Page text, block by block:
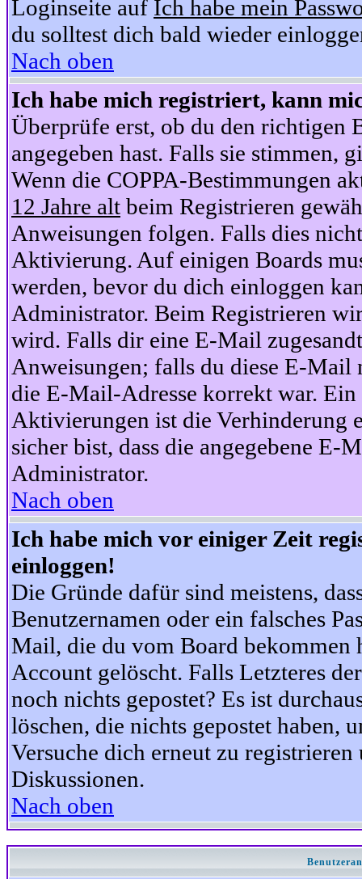
Loginseite auf Ich habe mein
du solltest dich bald wieder
Nach oben
Ich habe mich registriert, kann
Überprüfe erst, ob du den richtigen
angegeben hast. Falls sie stimmen,
Wenn die COPPA-Bestimmungen
12 Jahre alt beim Registrieren
Anweisungen folgen. Falls dies
Aktivierung. Auf einigen Boards
werden, bevor du dich einloggen
Administrator. Beim Registrieren
wird. Falls dir eine E-Mail
Anweisungen; falls du diese E-Mail
die E-Mail-Adresse korrekt war.
Aktivierungen ist die Verhinderung
sicher bist, dass die angegebene
Administrator.
Nach oben
Ich habe mich vor einiger Zeit
einloggen!
Die Gründe dafür sind meistens,
Benutzernamen oder ein falsches
Mail, die du vom Board bekommen
Account gelöscht. Falls Letzteres
noch nichts gepostet? Es ist
löschen, die nichts gepostet haben,
Versuche dich erneut zu
Diskussionen.
Nach oben